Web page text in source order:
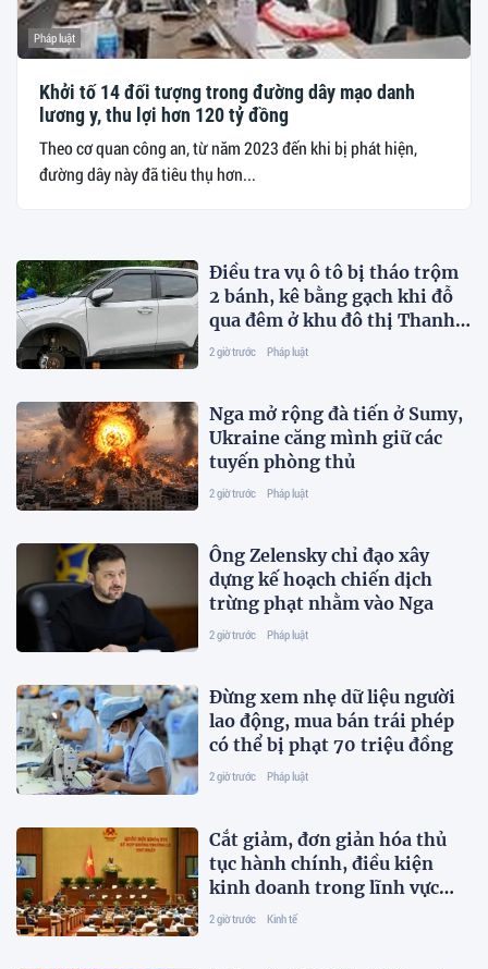
Pháp luật
Khởi tố 14 đối tượng trong đường dây mạo danh
lương y, thu lợi hơn 120 tỷ đồng
Theo cơ quan công an, từ năm 2023 đến khi bị phát hiện,
đường dây này đã tiêu thụ hơn...
Điều tra vụ ô tô bị tháo trộm
2 bánh, kê bằng gạch khi đỗ
qua đêm ở khu đô thị Thanh
Hà, Hà Nội
2 giờ trước Pháp luật
Nga mở rộng đà tiến ở Sumy,
Ukraine căng mình giữ các
tuyến phòng thủ
2 giờ trước Pháp luật
Ông Zelensky chỉ đạo xây
dựng kế hoạch chiến dịch
trừng phạt nhằm vào Nga
2 giờ trước Pháp luật
Đừng xem nhẹ dữ liệu người
lao động, mua bán trái phép
có thể bị phạt 70 triệu đồng
2 giờ trước Pháp luật
Cắt giảm, đơn giản hóa thủ
tục hành chính, điều kiện
kinh doanh trong lĩnh vực
nông nghiệp và môi trường
2 giờ trước Kinh tế